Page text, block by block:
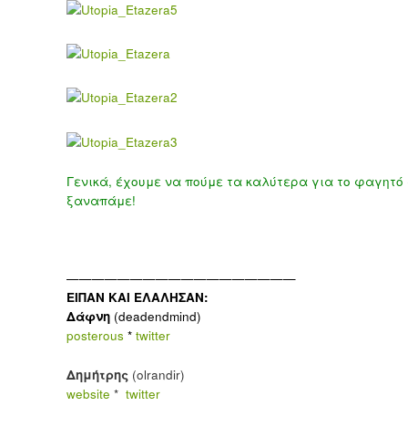
Γενικά, έχουμε να πούμε τα καλύτερα για το φαγητό
ξαναπάμε!
——————————————————
ΕΙΠΑΝ ΚΑΙ ΕΛΑΛΗΣΑΝ:
Δάφνη (deadendmind)
posterous * twitter
Δημήτρης (olrandir)
website * twitter